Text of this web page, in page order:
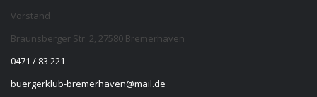
Vorstand
Braunsberger Str. 2, 27580 Bremerhaven
0471 / 83 221